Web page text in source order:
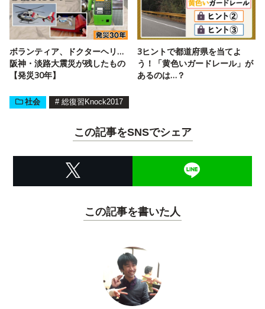
ボランティア、ドクターヘリ…
阪神・淡路大震災が残したもの
【発災30年】
3ヒントで都道府県を当てよ
う！「黄色いガードレール」が
あるのは…？
社会 # 総復習Knock2017
この記事をSNSでシェア
この記事を書いた人